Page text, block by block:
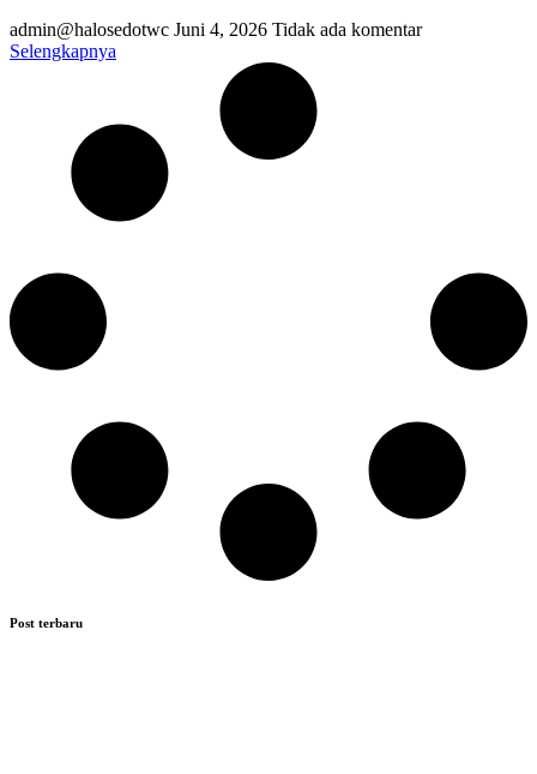
admin@halosedotwc Juni 4, 2026 Tidak ada komentar
Selengkapnya
Post terbaru